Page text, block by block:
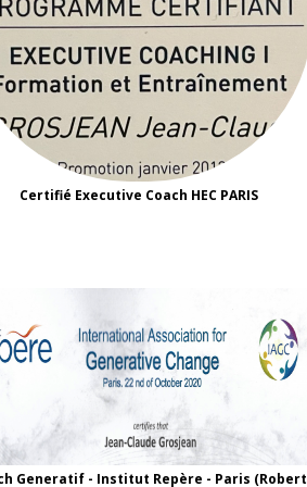
Certifié Executive Coach HEC PARIS
Generatif - Institut Repère - Paris (Robert